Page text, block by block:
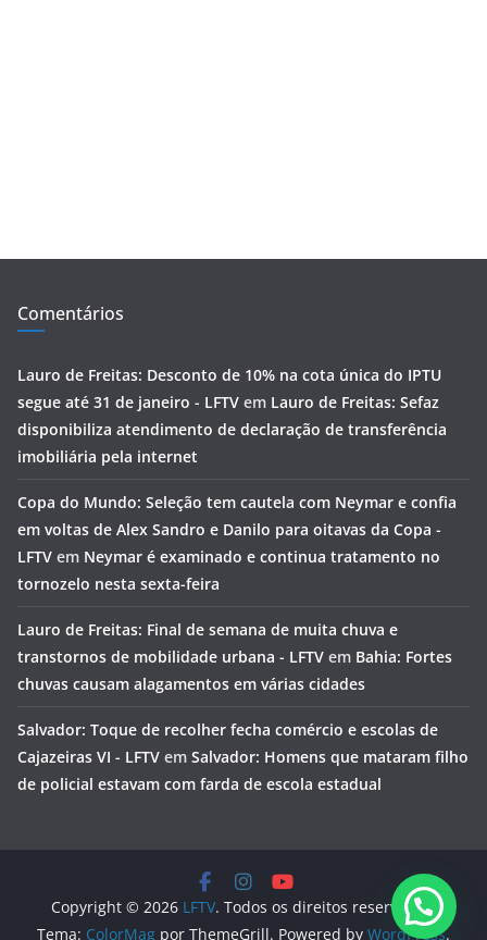
Comentários
Lauro de Freitas: Desconto de 10% na cota única do IPTU
segue até 31 de janeiro - LFTV em Lauro de Freitas: Sefaz
disponibiliza atendimento de declaração de transferência
imobiliária pela internet
Copa do Mundo: Seleção tem cautela com Neymar e confia
em voltas de Alex Sandro e Danilo para oitavas da Copa -
LFTV em Neymar é examinado e continua tratamento no
tornozelo nesta sexta-feira
Lauro de Freitas: Final de semana de muita chuva e
transtornos de mobilidade urbana - LFTV em Bahia: Fortes
chuvas causam alagamentos em várias cidades
Salvador: Toque de recolher fecha comércio e escolas de
Cajazeiras VI - LFTV em Salvador: Homens que mataram filho
de policial estavam com farda de escola estadual
Copyright © 2026 LFTV. Todos os direitos reservados.
Tema: ColorMag por ThemeGrill. Powered by WordPress.